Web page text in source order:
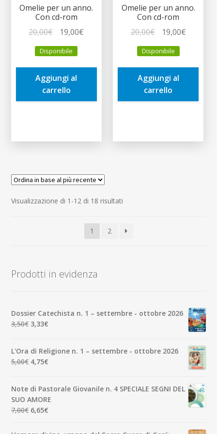
Omelie per un anno.
Con cd-rom
20,00€
prezzo
originale
era:
20,00€.
19,00€
è:
Disponibile
Aggiungi al
carrello
Omelie per un anno.
Con cd-rom
20,00€
prezzo
originale
era:
20,00€.
19,00€Il
è:
Disponibile
Aggiungi al
carrello
Visualizzazione di 1-12 di 18 risultatiOrdina
al
1 2
Prodotti in evidenza
Dossier Catechista n. 1 – settembre - ottobre 2026
3,50€ Il
era:
3,50€.
3,33€Il
è:
3,33€.
L'Ora di Religione n. 1 – settembre - ottobre 2026
5,00€ Il
era:
5,00€.
4,75€Il
è:
4,75€.
Note di Pastorale Giovanile n. 4 SPECIALE SEGNI DEL
SUO AMORE
7,00€ Il
originale
6,65€Il
attuale